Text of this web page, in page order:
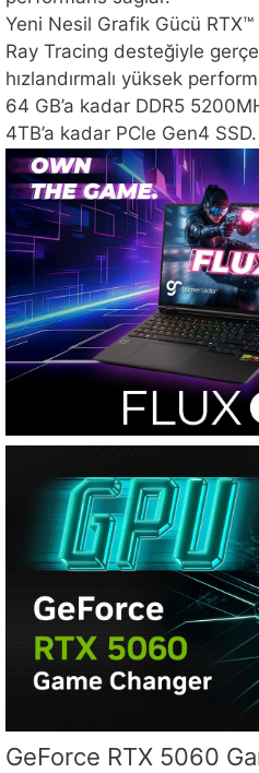
Yeni Nesil Grafik Gücü
Ray Tracing desteğiyle
hızlandırmalı yüksek
64 GB’a kadar DDR5
4TB’a kadar PCle Gen4 SSD.
GeForce RTX 5060